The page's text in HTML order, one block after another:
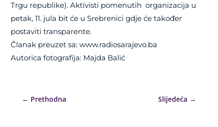
Trgu republike). Aktivisti pomenutih organizacija u
petak, 11. jula bit će u Srebrenici gdje će također
postaviti transparente.
Članak preuzet sa: www.radiosarajevo.ba
Autorica fotografija: Majda Balić
← Prethodna Slijedeća →